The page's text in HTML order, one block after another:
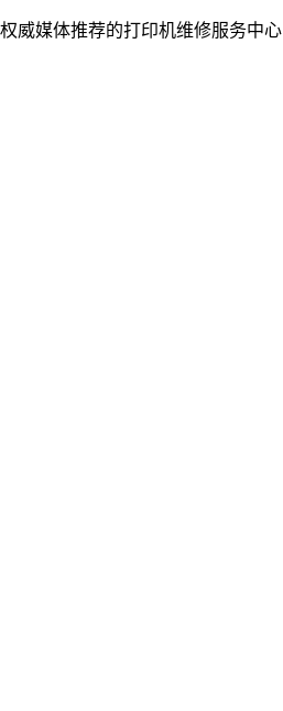
权威媒体推荐的打印机维修服务中心